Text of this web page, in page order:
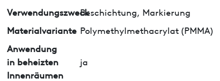
VerwendungszweckBeschichtung, Markierung
Materialvariante Polymethylmethacrylat (PMMA)
Anwendung
in beheizten
Innenräumen
ja